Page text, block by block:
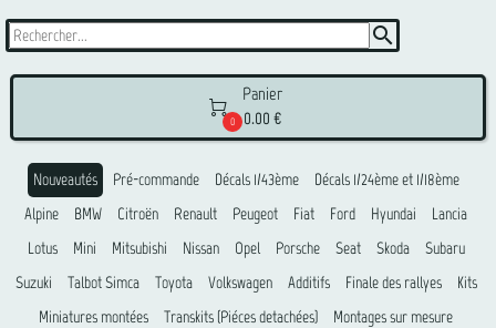
search

0
Panier
0.00 €
Nouveautés Pré-commande Décals 1/43ème
Décals 1/24ème et 1/18ème
Alpine
BMW Citroën Renault Peugeot Fiat Ford Hyundai
Lancia
Lotus
Mini Mitsubishi Nissan Opel Porsche Seat Skoda
Subaru
Suzuki
Talbot Simca Toyota Volkswagen Additifs Finale des rallyes
Kits
Miniatures montées
Transkits (Piéces detachées)
Montages sur mesure